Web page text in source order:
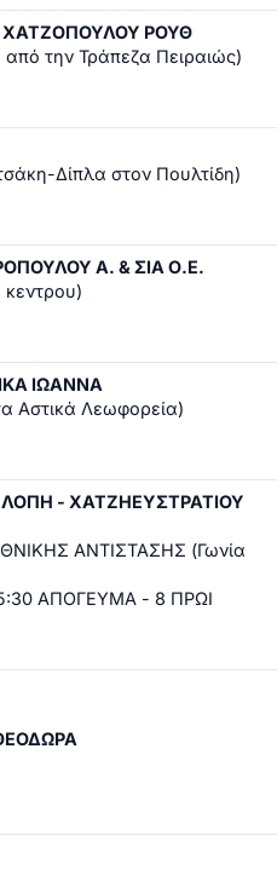
ΧΑΤΖΟΠΟΥΛΟΥ ΡΟΥΘ
την Τράπεζα Πειραιώς)
Δίπλα στον Πουλτίδη)
Α. & ΣΙΑ Ο.Ε.
ΙΩΑΝΝΑ
Αστικά Λεωφορεία)
- ΧΑΤΖΗΕΥΣΤΡΑΤΙΟΥ
ΑΝΤΙΣΤΑΣΗΣ (Γωνία
ΑΠΟΓΕΥΜΑ - 8 ΠΡΩΙ